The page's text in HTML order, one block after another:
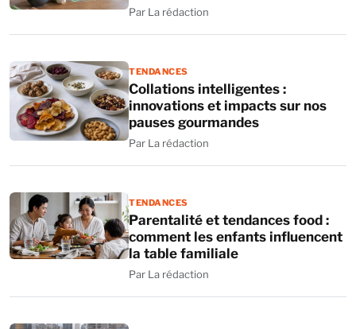
Par La rédaction
TENDANCES
Collations intelligentes :
innovations et impacts sur nos
pauses gourmandes
Par La rédaction
TENDANCES
Parentalité et tendances food :
comment les enfants influencent
la table familiale
Par La rédaction